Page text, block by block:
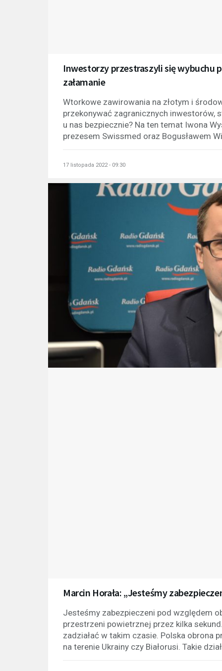
Inwestorzy przestraszyli się wybuchu
załamanie
Wtorkowe zawirowania na złotym i
przekonywać zagranicznych inwestorów,
u nas bezpiecznie? Na ten temat Iwona
prezesem Swissmed oraz Bogusławem
17 listopada 2022 - 09:30
Marcin Horała: „Jesteśmy
Jesteśmy zabezpieczeni pod względem
przestrzeni powietrznej przez kilka
zadziałać w takim czasie. Polska obrona
na terenie Ukrainy czy Białorusi. Takie